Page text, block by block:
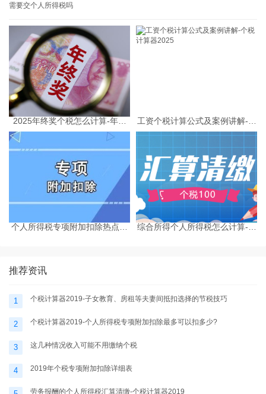
需要交个人所得税吗
2025年终奖个税怎么计算-年终
奖个税计算器
工资个税计算公式及案例讲解-个
税计算器2025
个人所得税专项附加扣除热点问
综合所得个人所得税怎么计算-个
推荐资讯
1 个税计算器2019-子女教育、房租等夫妻间抵扣选择的节税技巧
2 个税计算器2019-个人所得税专项附加扣除最多可以扣多少?
3 这几种情况收入可能不用缴纳个税
4 2019年个税专项附加扣除详细表
劳务报酬的个人所得税汇算清缴-个税计算器2019